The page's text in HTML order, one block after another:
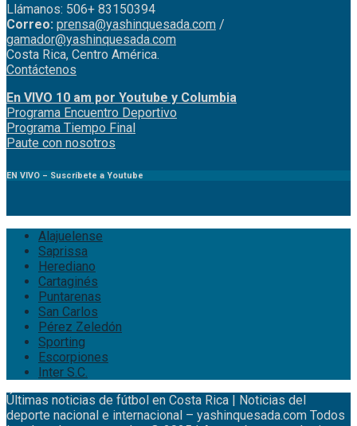
Llámanos: 506+ 83150394
Correo: prensa@yashinquesada.com /
gamador@yashinquesada.com
Costa Rica, Centro América.
Contáctenos
En VIVO 10 am por Youtube y Columbia
Programa Encuentro Deportivo
Programa Tiempo Final
Paute con nosotros
EN VIVO – Suscríbete a Youtube
Alajuelense
Saprissa
Herediano
Cartaginés
Puntarenas
San Carlos
Pérez Zeledón
Sporting
Escorpiones
Inter S.C.
Últimas noticias de fútbol en Costa Rica | Noticias del
deporte nacional e internacional – yashinquesada.com Todos